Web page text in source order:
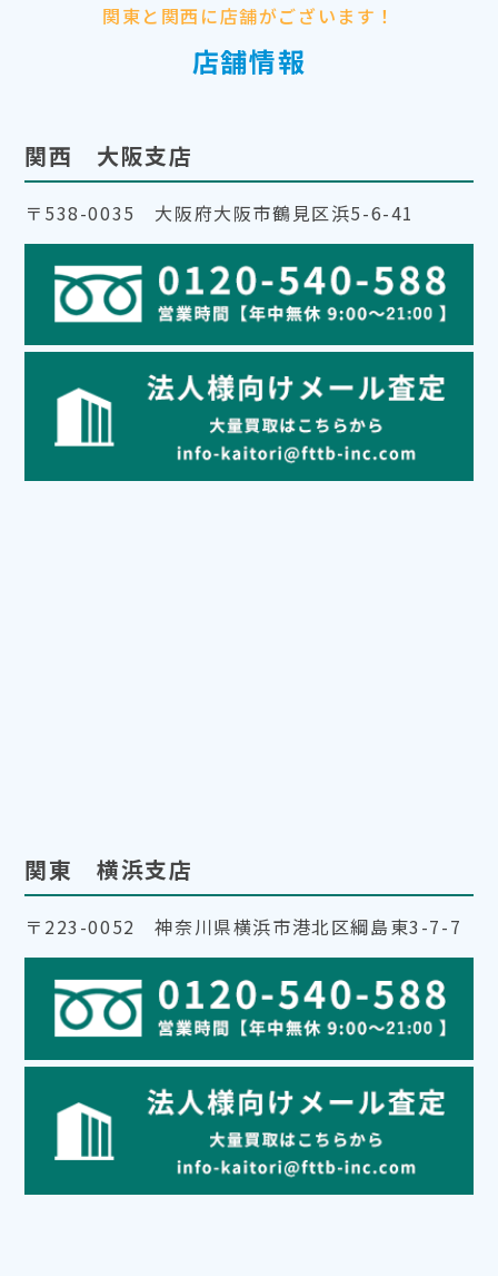
関東と関西に店舗がございます！
店舗情報
関西 大阪支店
〒538-0035 大阪府大阪市鶴見区浜5-6-41
関東 横浜支店
〒223-0052 神奈川県横浜市港北区綱島東3-7-7